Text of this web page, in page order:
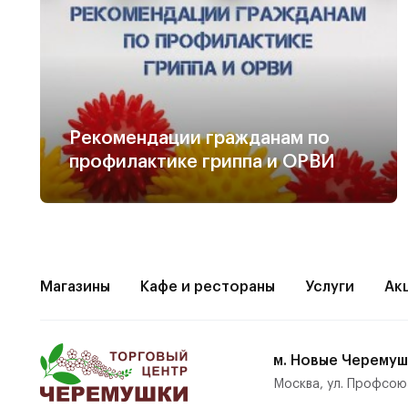
Рекомендации гражданам по
профилактике гриппа и ОРВИ
Магазины Кафе и рестораны Услуги
м. Новые
Москва, ул.